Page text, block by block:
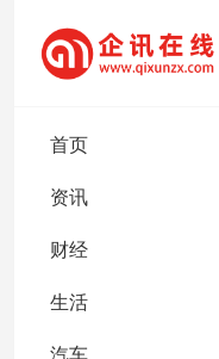
首页
资讯
财经
生活